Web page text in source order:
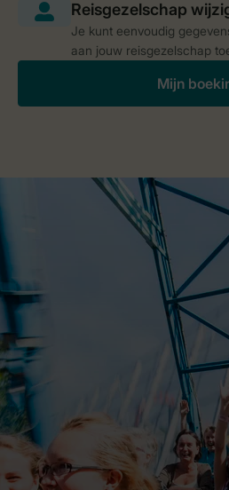
Je kunt eenvoudig
aan jouw reisgezelschap
Mijn